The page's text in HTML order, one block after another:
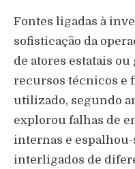
Fontes ligadas à
sofisticação da
de atores estatais
recursos técnicos e
utilizado, segundo
explorou falhas de
internas e espalhou-
interligados de